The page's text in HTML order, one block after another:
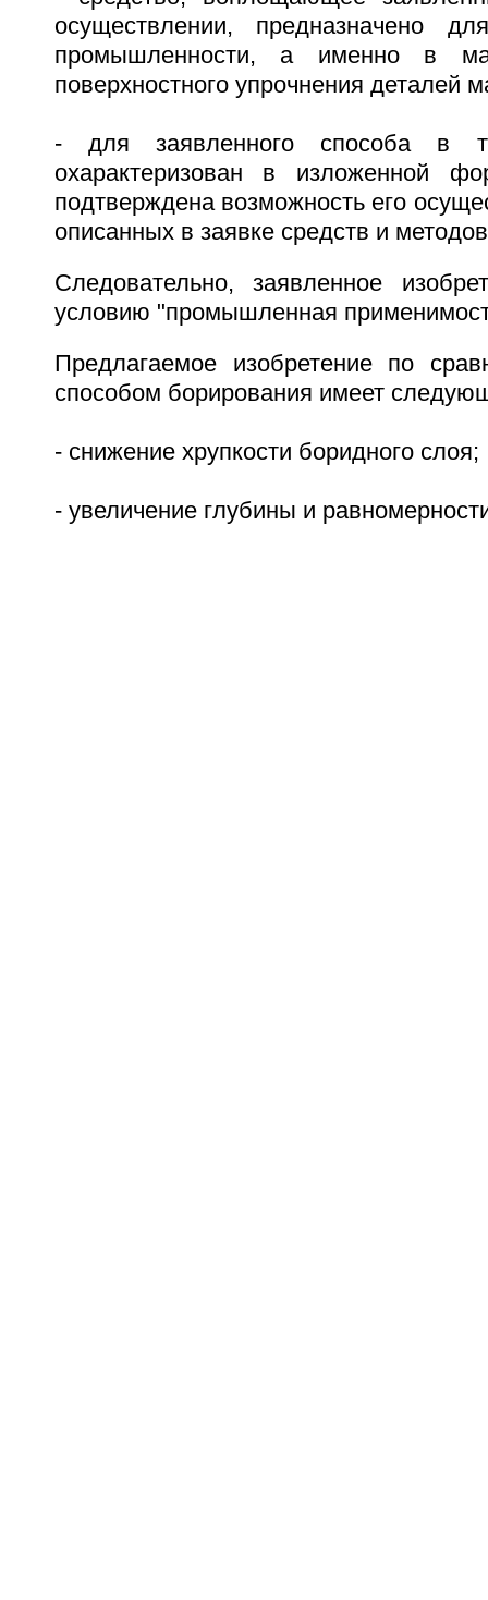
осуществлении, предназначено
промышленности, а именно в
поверхностного упрочнения деталей
- для заявленного способа в
охарактеризован в изложенной
подтверждена возможность его
описанных в заявке средств и
Следовательно, заявленное
условию "промышленная
Предлагаемое изобретение по
способом борирования имеет
- снижение хрупкости боридного слоя;
- увеличение глубины и